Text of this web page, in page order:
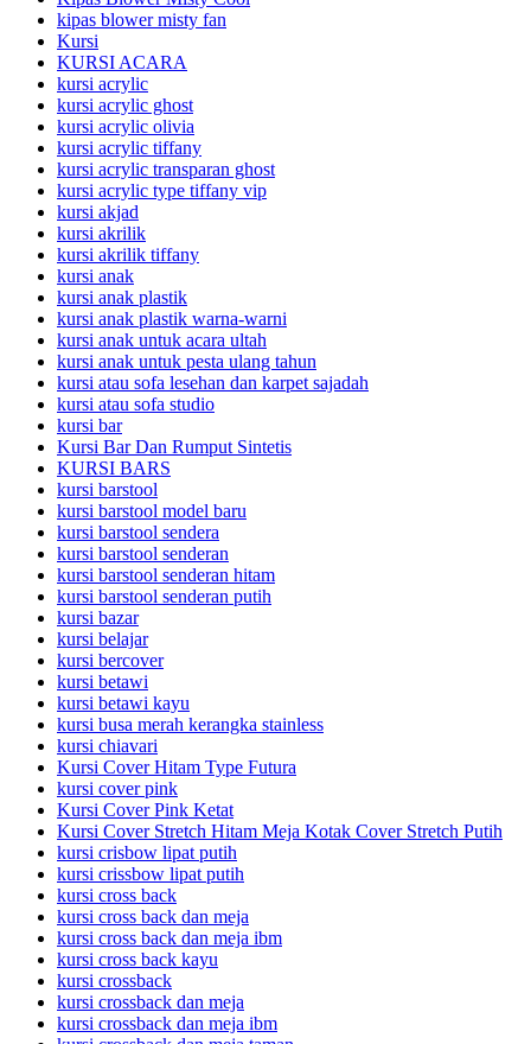
kipas blower misty fan
Kursi
KURSI ACARA
kursi acrylic
kursi acrylic ghost
kursi acrylic olivia
kursi acrylic tiffany
kursi acrylic transparan ghost
kursi acrylic type tiffany vip
kursi akjad
kursi akrilik
kursi akrilik tiffany
kursi anak
kursi anak plastik
kursi anak plastik warna-warni
kursi anak untuk acara ultah
kursi anak untuk pesta ulang tahun
kursi atau sofa lesehan dan karpet sajadah
kursi atau sofa studio
kursi bar
Kursi Bar Dan Rumput Sintetis
KURSI BARS
kursi barstool
kursi barstool model baru
kursi barstool sendera
kursi barstool senderan
kursi barstool senderan hitam
kursi barstool senderan putih
kursi bazar
kursi belajar
kursi bercover
kursi betawi
kursi betawi kayu
kursi busa merah kerangka stainless
kursi chiavari
Kursi Cover Hitam Type Futura
kursi cover pink
Kursi Cover Pink Ketat
Kursi Cover Stretch Hitam Meja Kotak Cover Stretch Putih
kursi crisbow lipat putih
kursi crissbow lipat putih
kursi cross back
kursi cross back dan meja
kursi cross back dan meja ibm
kursi cross back kayu
kursi crossback
kursi crossback dan meja
kursi crossback dan meja ibm